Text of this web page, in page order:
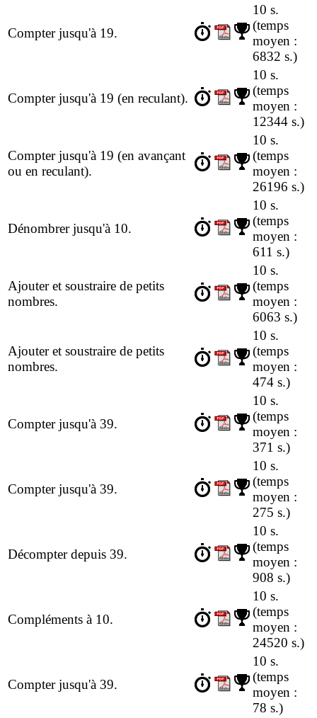
Compter jusqu'à 19.
10 s.
(temps
moyen :
6832 s.)
Compter jusqu'à 19 (en reculant).
10 s.
(temps
moyen :
12344 s.)
Compter jusqu'à 19 (en avançant
ou en reculant).
10 s.
(temps
moyen :
26196 s.)
Dénombrer jusqu'à 10.
10 s.
(temps
moyen :
611 s.)
Ajouter et soustraire de petits
nombres.
10 s.
(temps
moyen :
6063 s.)
Ajouter et soustraire de petits
nombres.
10 s.
(temps
moyen :
474 s.)
Compter jusqu'à 39.
10 s.
(temps
moyen :
371 s.)
Compter jusqu'à 39.
10 s.
(temps
moyen :
275 s.)
Décompter depuis 39.
10 s.
(temps
moyen :
908 s.)
Compléments à 10.
10 s.
(temps
moyen :
24520 s.)
Compter jusqu'à 39.
10 s.
(temps
moyen :
78 s.)